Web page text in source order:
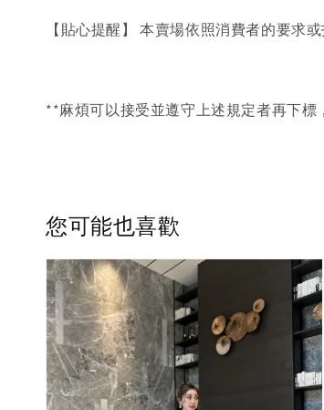
【貼心提醒】 本賣場依照消費者的要求
**麻煩可以接受並遵守上述規定者再下
您可能也喜歡